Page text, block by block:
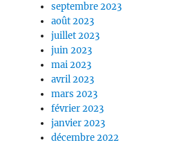
septembre 2023
août 2023
juillet 2023
juin 2023
mai 2023
avril 2023
mars 2023
février 2023
janvier 2023
décembre 2022